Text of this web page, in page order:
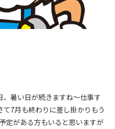
、暑い日が続きますね～仕事す
7月も終わりに差し掛かりもう
定がある方もいると思いますが